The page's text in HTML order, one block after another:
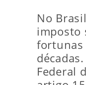
No
imposto
fortunas
Federal